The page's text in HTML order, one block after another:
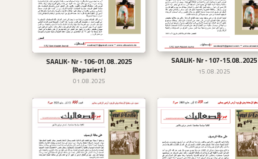
تحميل
SAALIK- Nr - 107-15.08..2025
15.08.2025
تحميل
SAALIK- Nr - 106-01.08..2025
(Repariert)
01.08.2025